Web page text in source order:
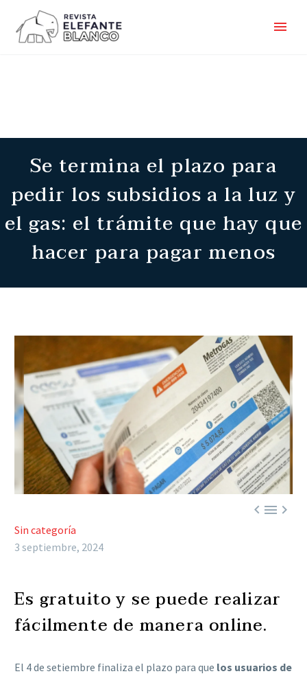
Se termina el plazo para
pedir los subsidios a la luz y
el gas: el trámite que hay que
hacer para pagar menos

Sin categoría
3 septiembre, 2024
Es gratuito y se puede realizar
fácilmente de manera online.
El 4 de setiembre finaliza el plazo para que los usuarios de